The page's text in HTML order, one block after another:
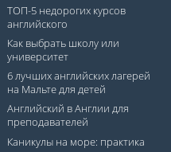
ТОП-5 недорогих курсов
английского
Как выбрать школу или
университет
6 лучших английских лагерей
на Мальте для детей
Английский в Англии для
преподавателей
Каникулы на море: практика